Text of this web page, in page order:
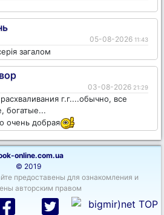
05-08-2026 11:43
загалом
03-08-2026 21:29
г.г....обычно, все
богатые...
очень добрая
online.com.ua
© 2019
предоставены для ознакомления и
авторским правом